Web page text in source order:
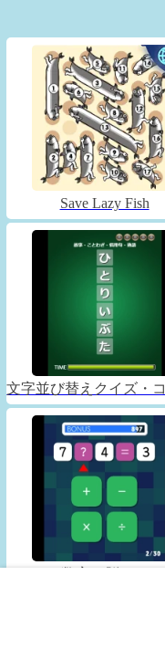
Save Lazy Fish